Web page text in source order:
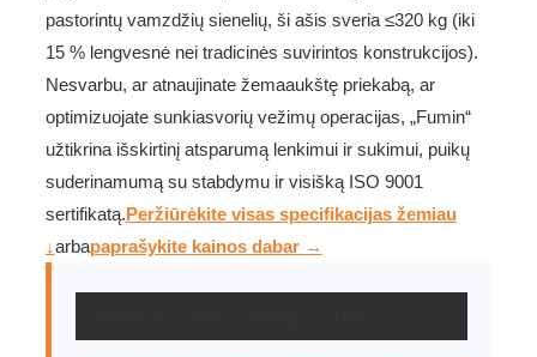
pastorintų vamzdžių sienelių, ši ašis sveria ≤320 kg (iki
15 % lengvesnė nei tradicinės suvirintos konstrukcijos).
Nesvarbu, ar atnaujinate žemaaukštę priekabą, ar
optimizuojate sunkiasvorių vežimų operacijas, „Fumin“
užtikrina išskirtinį atsparumą lenkimui ir sukimui, puikų
suderinamumą su stabdymu ir visišką ISO 9001
sertifikatą.Peržiūrėkite visas specifikacijas žemiau
↓arbapaprašykite kainos dabar →